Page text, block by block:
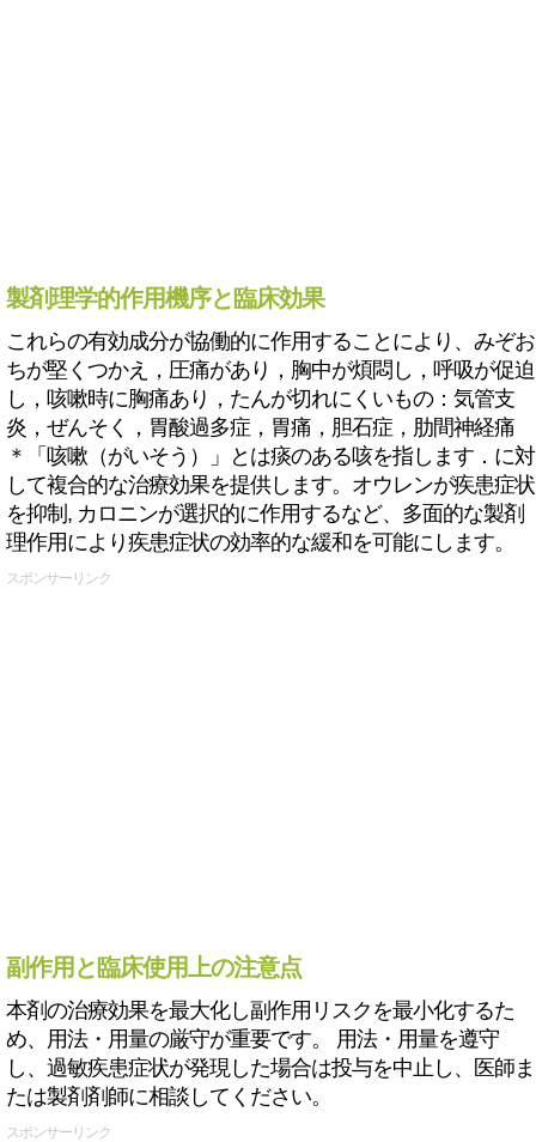
製剤理学的作用機序と臨床効果
これらの有効成分が協働的に作用することにより、みぞお
ちが堅くつかえ，圧痛があり，胸中が煩悶し，呼吸が促迫
し，咳嗽時に胸痛あり，たんが切れにくいもの：気管支
炎，ぜんそく，胃酸過多症，胃痛，胆石症，肋間神経痛
＊「咳嗽（がいそう）」とは痰のある咳を指します．に対
して複合的な治療効果を提供します。オウレンが疾患症状
を抑制, カロニンが選択的に作用するなど、多面的な製剤
理作用により疾患症状の効率的な緩和を可能にします。
スポンサーリンク
副作用と臨床使用上の注意点
本剤の治療効果を最大化し副作用リスクを最小化するた
め、用法・用量の厳守が重要です。 用法・用量を遵守
し、過敏疾患症状が発現した場合は投与を中止し、医師ま
たは製剤剤師に相談してください。
スポンサーリンク